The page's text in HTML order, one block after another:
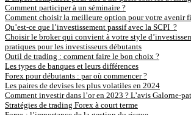
Comment participer à un séminaire ?
Comment choisir la meilleure option pour votre avenir
Qu’est-ce que l’investissement passif avec la SCPI ?
Choisir le broker qui convient à votre style
pratiques pour les investisseurs débutants
Outil de trading : comment faire le bon choix ?
Les types de banques et leurs différences
Forex pour débutants : par où commencer ?
Les paires de devises les plus volatiles en 2024
Comment investir dans l’or en 2023 ? L’avis Galorne-
Stratégies de trading Forex à court terme